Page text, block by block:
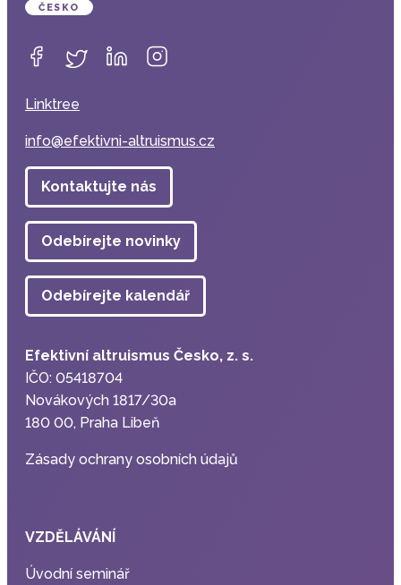
ČESKO
Linktree
info@efektivni-altruismus.cz
Kontaktujte nás
Odebírejte novinky
Odebírejte kalendář
Efektivní altruismus Česko, z. s.
IČO: 05418704
Novákových 1817/30a
180 00, Praha Libeň
Zásady ochrany osobních údajů
VZDĚLÁVÁNÍ
Úvodní seminář